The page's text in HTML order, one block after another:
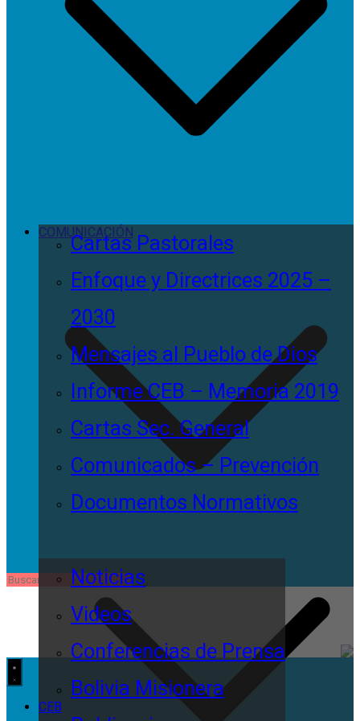
Cartas Pastorales
Enfoque y Directrices 2025 –
2030
Mensajes al Pueblo de Dios
Informe CEB – Memoria 2019
Cartas Sec. General
Comunicados – Prevención
Documentos Normativos
COMUNICACIÓN
Noticias
Videos
Conferencias de Prensa
Bolivia Misionera
CEB